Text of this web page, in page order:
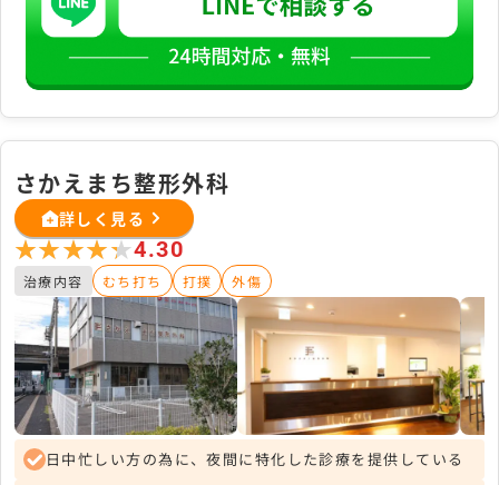
さかえまち整形外科
詳しく見る
★★★★★
★★★★★4.30
治療内容 むち打ち 打撲 外傷
日中忙しい方の為に、夜間に特化した診療を提供している